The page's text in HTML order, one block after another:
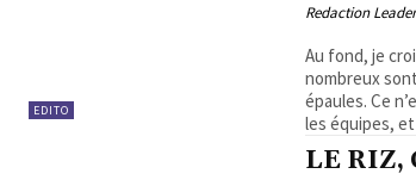
EDITO
Redaction
Au fond, je
nombreux
épaules. Ce
les équipes,
LE RIZ,